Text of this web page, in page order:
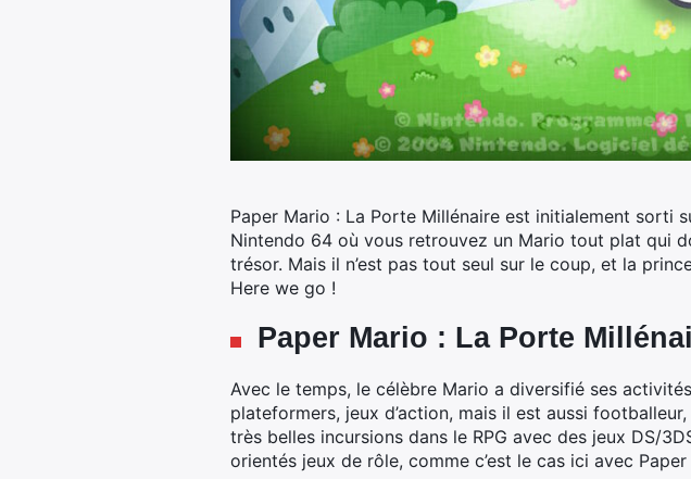
Paper Mario : La Porte Millénaire est initialement sorti
Nintendo 64 où vous retrouvez un Mario tout plat qui
trésor. Mais il n’est pas tout seul sur le coup, et la
Here we go !
Paper Mario : La Porte
Avec le temps, le célèbre Mario a diversifié ses
plateformers, jeux d’action, mais il est aussi
très belles incursions dans le RPG avec des jeux DS/
orientés jeux de rôle, comme c’est le cas ici avec